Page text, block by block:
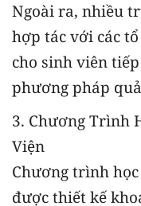
Ngoài ra, nhiều
hợp tác với các
cho sinh viên
phương pháp
3. Chương Trình
Viện
Chương trình
được thiết kế